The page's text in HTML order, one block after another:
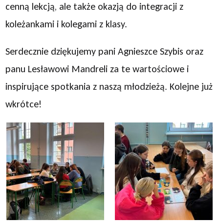
cenną lekcją, ale także okazją do integracji z
koleżankami i kolegami z klasy.
Serdecznie dziękujemy pani Agnieszce Szybis oraz
panu Lesławowi Mandreli za te wartościowe i
inspirujące spotkania z naszą młodzieżą. Kolejne już
wkrótce!